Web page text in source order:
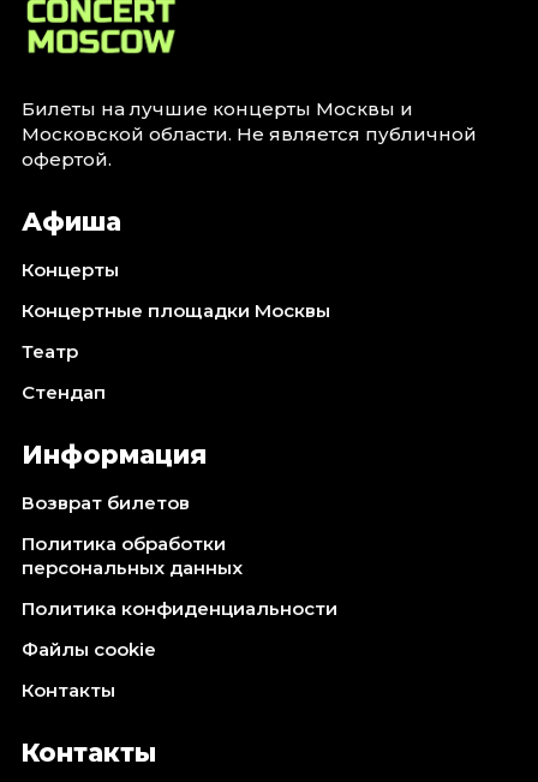
Билеты на лучшие концерты Москвы и
Московской области. Не является публичной
офертой.
Афиша
Концерты
Концертные площадки Москвы
Театр
Стендап
Информация
Возврат билетов
Политика обработки
персональных данных
Политика конфиденциальности
Файлы cookie
Контакты
Контакты